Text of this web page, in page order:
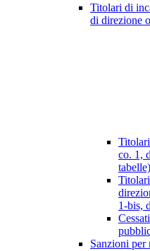
Titolari di
di direzione
co. 1,
tabelle)
1-bis,
Sanzioni per